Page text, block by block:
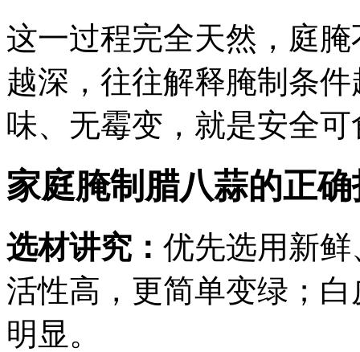
这一过程完全天然，庭
越深，往往解释腌制条
味、无霉变，就是安全
家庭腌制腊八蒜的正
选材讲究： 优先选用新
活性高，更简单变绿；
明显。